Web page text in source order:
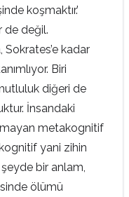
koşmaktır.’
de değil.
Sokrates’e kadar
Biri
diğeri de
İnsandaki
metakognitif
yani zihin
bir anlam,
ölümü